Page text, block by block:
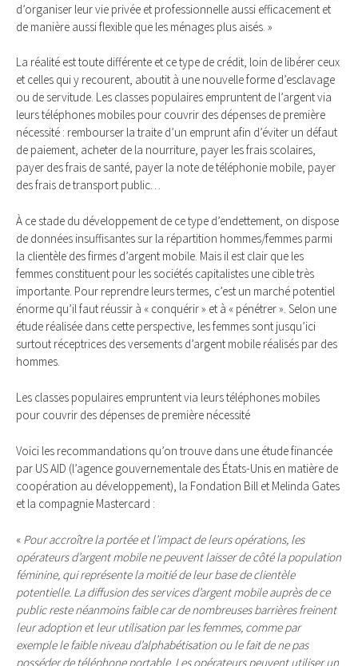
d’organiser leur vie privée et professionnelle aussi efficacement et
de manière aussi flexible que les ménages plus aisés. »
La réalité est toute différente et ce type de crédit, loin de libérer ceux
et celles qui y recourent, aboutit à une nouvelle forme d’esclavage
ou de servitude. Les classes populaires empruntent de l’argent via
leurs téléphones mobiles pour couvrir des dépenses de première
nécessité : rembourser la traite d’un emprunt afin d’éviter un défaut
de paiement, acheter de la nourriture, payer les frais scolaires,
payer des frais de santé, payer la note de téléphonie mobile, payer
des frais de transport public…
À ce stade du développement de ce type d’endettement, on dispose
de données insuffisantes sur la répartition hommes/femmes parmi
la clientèle des firmes d’argent mobile. Mais il est clair que les
femmes constituent pour les sociétés capitalistes une cible très
importante. Pour reprendre leurs termes, c’est un marché potentiel
énorme qu’il faut réussir à « conquérir » et à « pénétrer ». Selon une
étude réalisée dans cette perspective, les femmes sont jusqu’ici
surtout réceptrices des versements d’argent mobile réalisés par des
hommes.
Les classes populaires empruntent via leurs téléphones mobiles
pour couvrir des dépenses de première nécessité
Voici les recommandations qu’on trouve dans une étude financée
par US AID (l’agence gouvernementale des États-Unis en matière de
coopération au développement), la Fondation Bill et Melinda Gates
et la compagnie Mastercard :
« Pour accroître la portée et l’impact de leurs opérations, les
opérateurs d’argent mobile ne peuvent laisser de côté la population
féminine, qui représente la moitié de leur base de clientèle
potentielle. La diffusion des services d’argent mobile auprès de ce
public reste néanmoins faible car de nombreuses barrières freinent
leur adoption et leur utilisation par les femmes, comme par
exemple le faible niveau d’alphabétisation ou le fait de ne pas
posséder de téléphone portable. Les opérateurs peuvent utiliser un